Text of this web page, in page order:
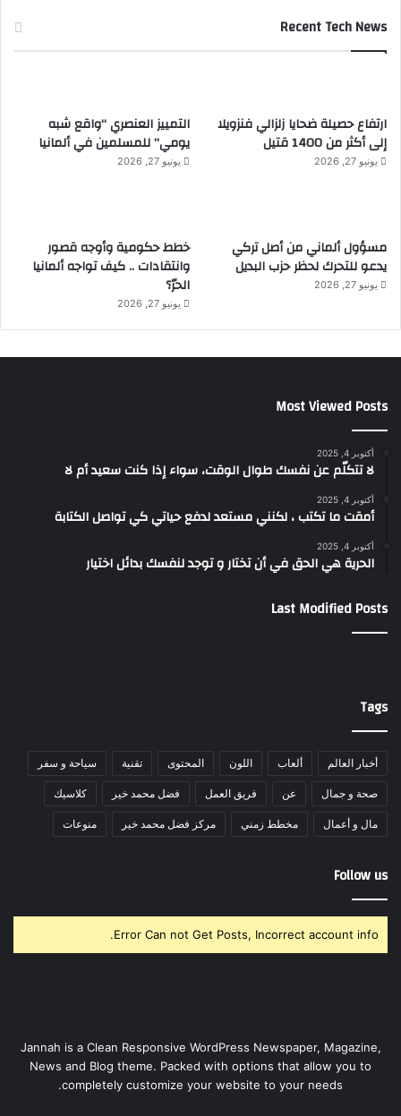
Recent Tech News
ارتفاع حصيلة ضحايا زلزالي فنزويلا
إلى أكثر من 1400 قتيل
يونيو 27, 2026
التمييز العنصري “واقع شبه
يومي” للمسلمين في ألمانيا
يونيو 27, 2026
مسؤول ألماني من أصل تركي
يدعو للتحرك لحظر حزب البديل
يونيو 27, 2026
خطط حكومية وأوجه قصور
وانتقادات .. كيف تواجه ألمانيا
الحرّ؟
يونيو 27, 2026
Most Viewed Posts
أكتوبر 4, 2025
لا تتكلّم عن نفسك طوال الوقت، سواء إذا كنت سعيد أم لا
أكتوبر 4, 2025
أمقت ما تكتب ، لكنني مستعد لدفع حياتي كي تواصل الكتابة
أكتوبر 4, 2025
الحرية هي الحق في أن تختار و توجد لنفسك بدائل اختيار
Last Modified Posts
Tags
أخبار العالم ألعاب اللون المحتوى تقنية سياحة و سفر
صحة و جمال عن فريق العمل فضل محمد خير كلاسيك
مال و أعمال مخطط زمني مركز فضل محمد خير منوعات
Follow us
Error Can not Get Posts, Incorrect account info.
Jannah is a Clean Responsive WordPress Newspaper, Magazine,
News and Blog theme. Packed with options that allow you to
completely customize your website to your needs.